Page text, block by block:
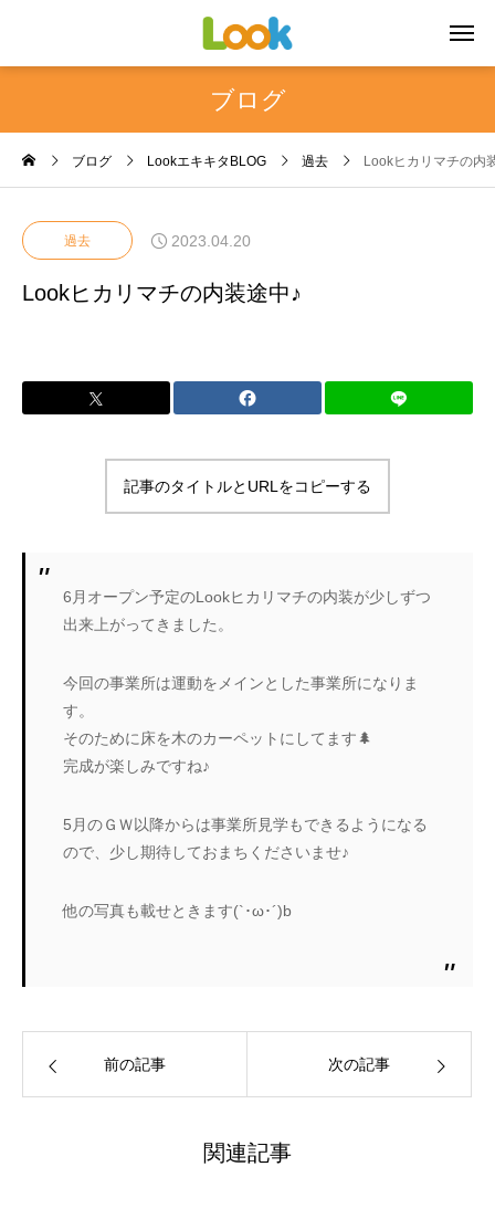
ブログ
ブログ LookエキキタBLOG 過去 Lookヒカリマチの内
過去 2023.04.20
Lookヒカリマチの内装途中♪
記事のタイトルとURLをコピーする
6月オープン予定のLookヒカリマチの内装が少しずつ
出来上がってきました。
今回の事業所は運動をメインとした事業所になりま
す。
そのために床を木のカーペットにしてます🌲
完成が楽しみですね♪
5月のＧＷ以降からは事業所見学もできるようになる
ので、少し期待しておまちくださいませ♪
他の写真も載せときます(`･ω･´)b
前の記事 次の記事
関連記事